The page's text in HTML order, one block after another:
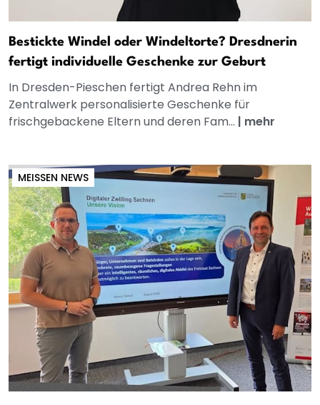
Bestickte Windel oder Windeltorte? Dresdnerin
fertigt individuelle Geschenke zur Geburt
In Dresden-Pieschen fertigt Andrea Rehn im
Zentralwerk personalisierte Geschenke für
frischgebackene Eltern und deren Fam... | mehr
MEISSEN NEWS